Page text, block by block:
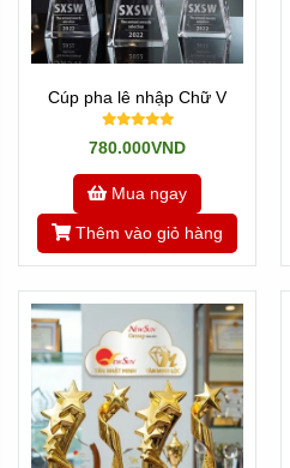
Cúp pha lê nhập Chữ V
780.000VND
Mua ngay
Thêm vào giỏ hàng